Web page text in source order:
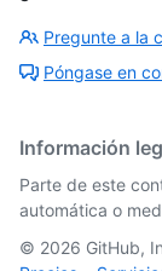
Pregunte a la
Póngase en
Información
Parte de este
automática o
© 2026 GitHub,